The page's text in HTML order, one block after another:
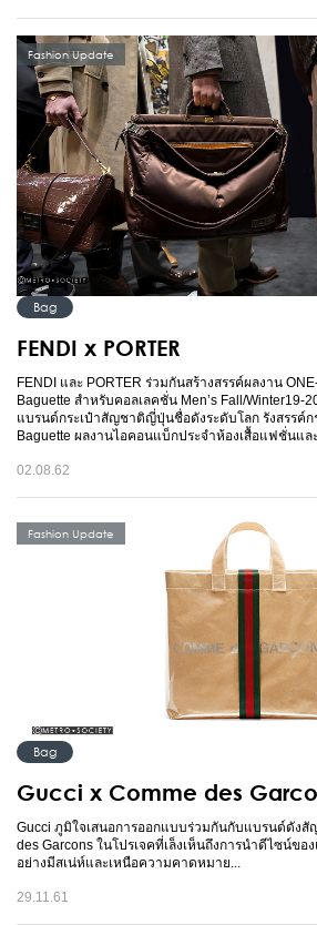
Fashion Update
Bag
FENDI x PORTER
FENDI และ PORTER ร่วมกันสร้างสรรค์ผลงาน
Baguette สำหรับคอลเลคชั่น Men’s Fall/Winter19-
แบรนด์กระเป๋าสัญชาติญี่ปุ่นชื่อดังระดับโลก รังสรรค์ก
Baguette ผลงานไอคอนแบ็กประจำห้องเสื้อแฟชั่นแล
02.08.62
Fashion Update
Bag
Gucci x Comme des
Gucci ภูมิใจเสนอการออกแบบร่วมกันกับแบรนด์ดัง
des Garcons ในโปรเจคที่เล็งเห็นถึงการนำดีไซน์ข
อย่างมีสเน่ห์และเหนือความคาดหมาย...
29.11.61